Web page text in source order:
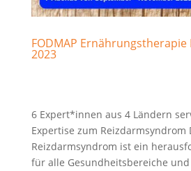
FODMAP
2023
6 Expert*innen aus 4 Ländern
Expertise zum Reizdarmsyndrom
Reizdarmsyndrom ist ein
für alle Gesundheitsbereiche